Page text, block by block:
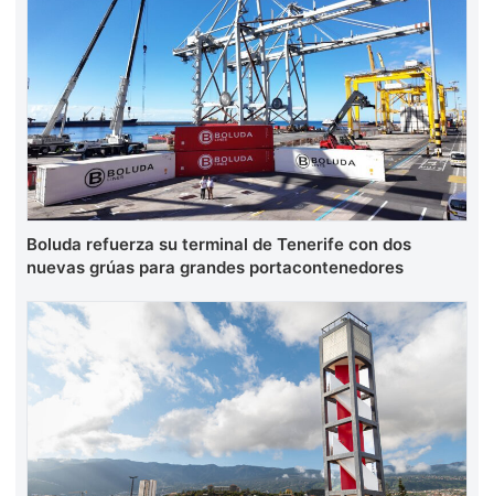
Boluda refuerza su terminal de Tenerife con dos
nuevas grúas para grandes portacontenedores